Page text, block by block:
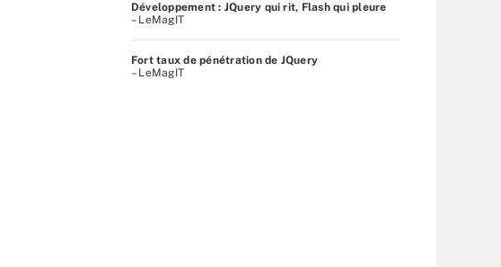
Développement : JQuery qui rit, Flash qui pleure
– LeMagIT
Fort taux de pénétration de JQuery
– LeMagIT